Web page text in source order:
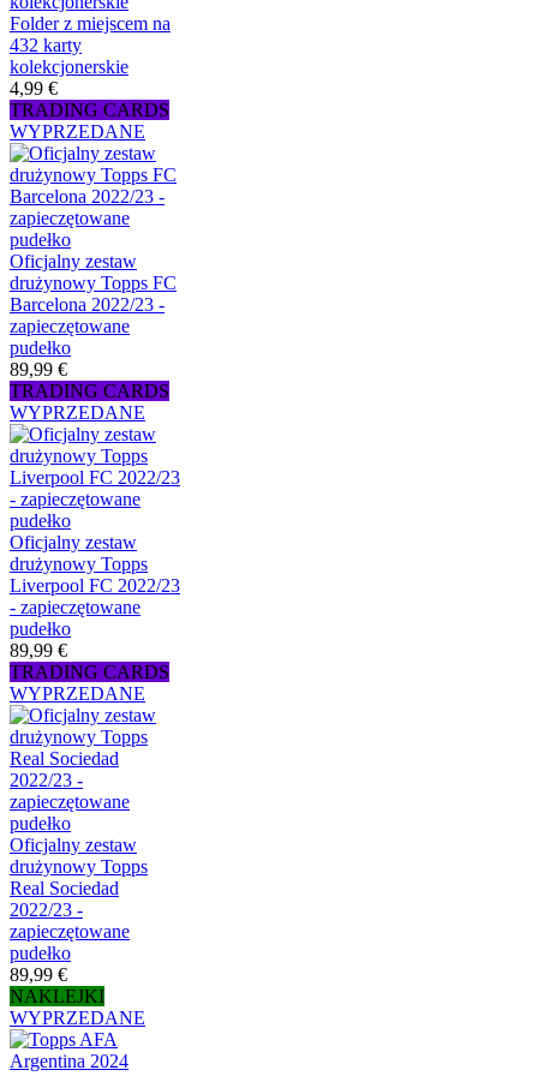
Folder z miejscem na
432 karty
kolekcjonerskie
4,99 €
TRADING CARDS
WYPRZEDANE
Oficjalny zestaw
drużynowy Topps FC
Barcelona 2022/23 -
zapieczętowane
pudełko
89,99 €
TRADING CARDS
WYPRZEDANE
Oficjalny zestaw
drużynowy Topps
Liverpool FC 2022/23
- zapieczętowane
pudełko
89,99 €
TRADING CARDS
WYPRZEDANE
Oficjalny zestaw
drużynowy Topps
Real Sociedad
2022/23 -
zapieczętowane
pudełko
89,99 €
NAKLEJKI
WYPRZEDANE